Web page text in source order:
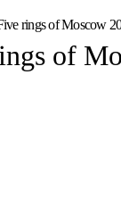
rings of Moscow
of